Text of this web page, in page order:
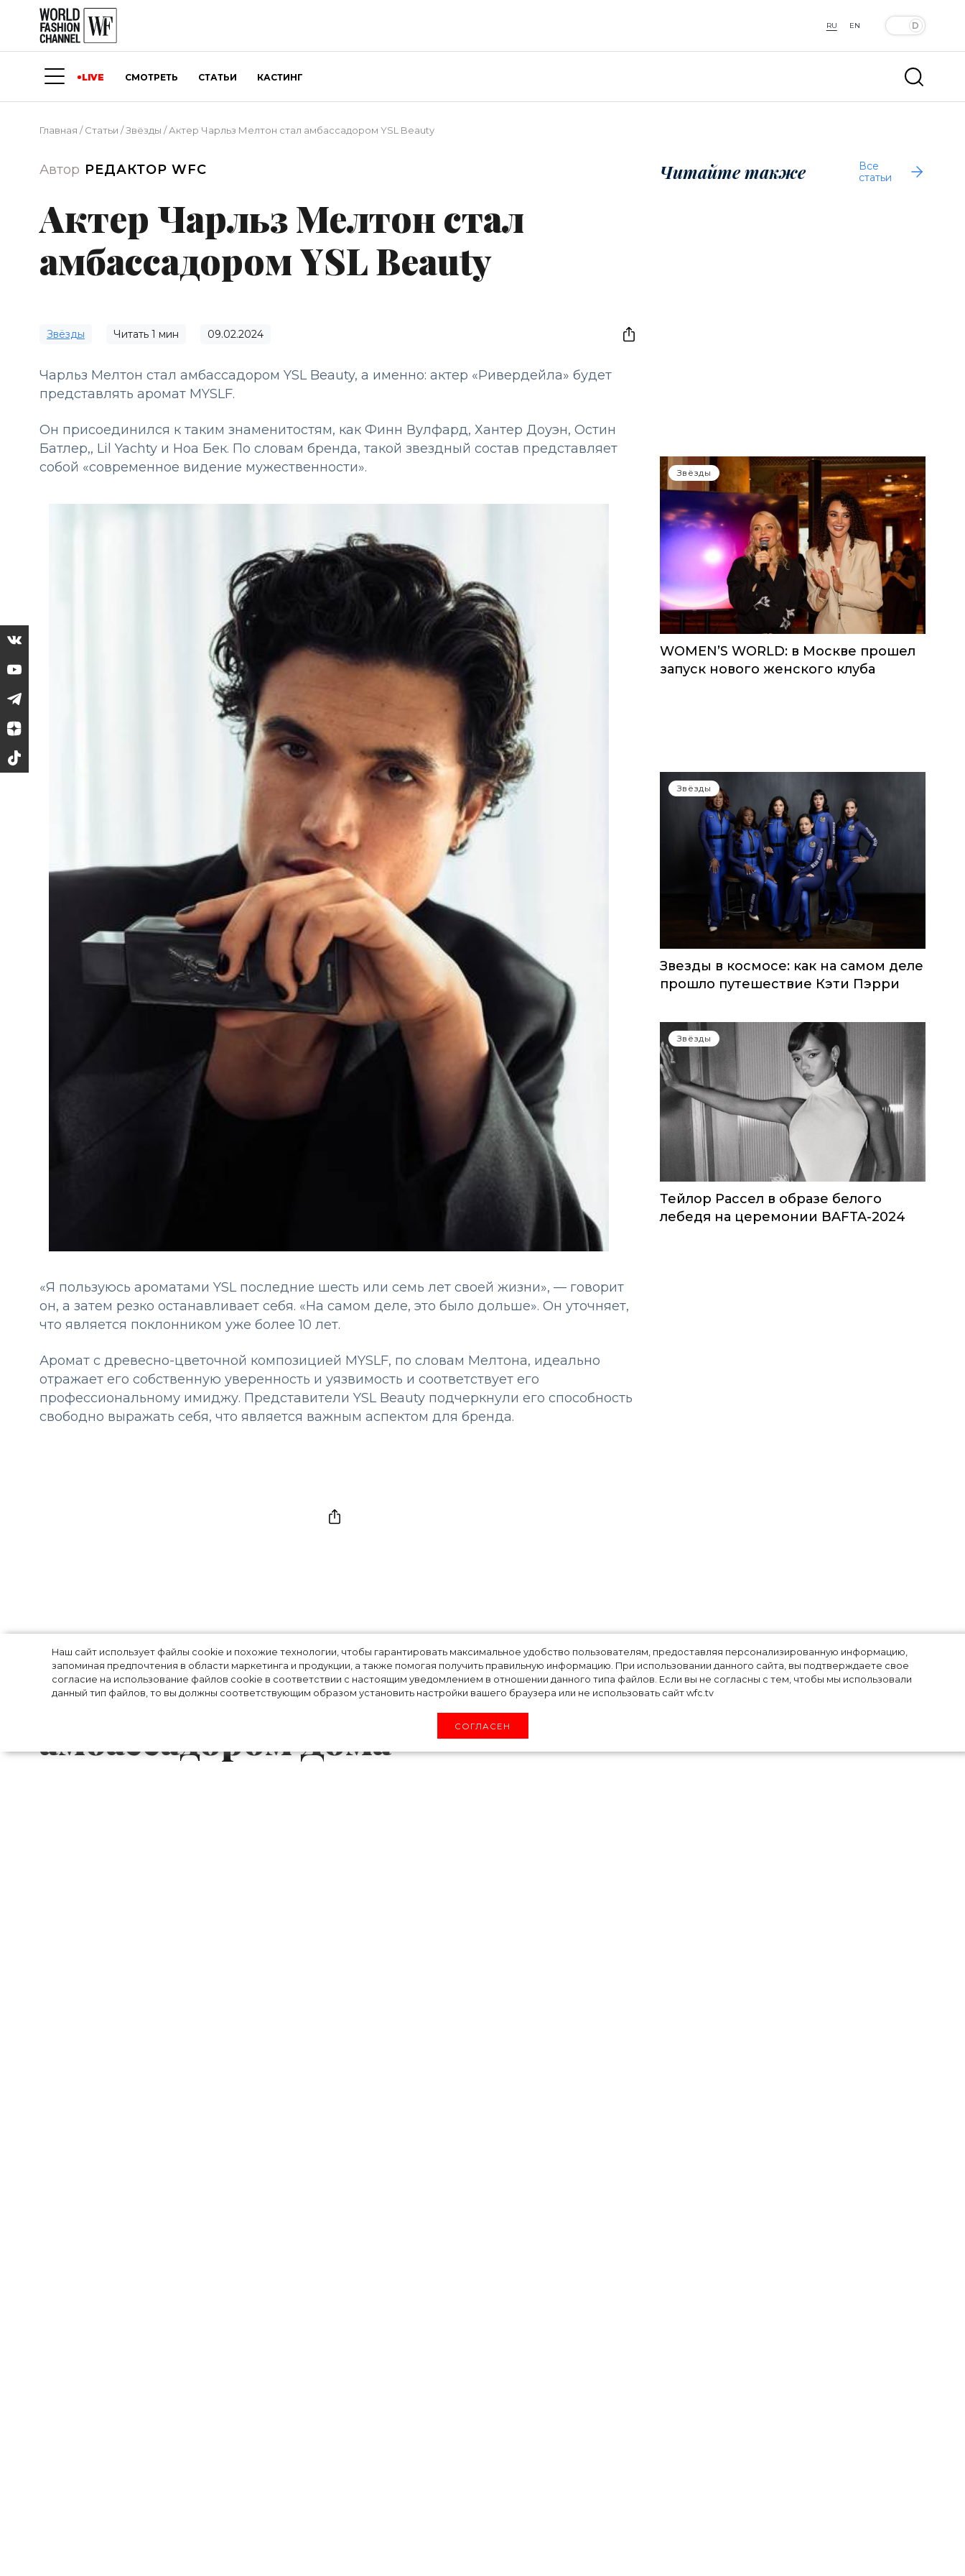
Наш сайт использует файлы cookie и похожие технологии, чтобы гарантировать максимальное удобство пользователям, предоставляя персонализированную информацию,
запоминая предпочтения в области маркетинга и продукции, а также помогая получить правильную информацию. При использовании данного сайта, вы подтверждаете свое
согласие на использование файлов cookie в соответствии с настоящим уведомлением в отношении данного типа файлов. Если вы не согласны с тем, чтобы мы использовали
данный тип файлов, то вы должны соответствующим образом установить настройки вашего браузера или не использовать сайт wfc.tv
СОГЛАСЕН
RU EN
LIVE СМОТРЕТЬ СТАТЬИ КАСТИНГ
Главная /Статьи /Звёзды /Актер Чарльз Мелтон стал амбассадором YSL Beauty
Автор РЕДАКТОР WFC
Актер Чарльз Мелтон стал
амбассадором YSL Beauty
Звёзды Читать 1 мин 09.02.2024
Чарльз Мелтон стал амбассадором YSL Beauty, а именно: актер «Ривердейла» будет
представлять аромат MYSLF.
Он присоединился к таким знаменитостям, как Финн Вулфард, Хантер Доуэн, Остин
Батлер,, Lil Yachty и Ноа Бек. По словам бренда, такой звездный состав представляет
собой «современное видение мужественности».
«Я пользуюсь ароматами YSL последние шесть или семь лет своей жизни», — говорит
он, а затем резко останавливает себя. «На самом деле, это было дольше». Он уточняет,
что является поклонником уже более 10 лет.
Аромат с древесно-цветочной композицией MYSLF, по словам Мелтона, идеально
отражает его собственную уверенность и уязвимость и соответствует его
профессиональному имиджу. Представители YSL Beauty подчеркнули его способность
свободно выражать себя, что является важным аспектом для бренда.
Читайте также
Все
статьи
Звёзды
WOMEN’S WORLD: в Москве прошел
запуск нового женского клуба
Звёзды
Звезды в космосе: как на самом деле
прошло путешествие Кэти Пэрри
Звёзды
Тейлор Рассел в образе белого
лебедя на церемонии BAFTA-2024
Louis Vuitton назвал актрису
Сиршу Ронан новым
амбассадором Дома